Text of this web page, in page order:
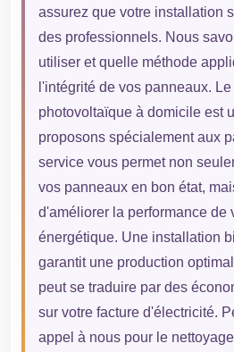
assurez que votre installation
des professionnels. Nous
utiliser et quelle méthode
l'intégrité de vos panneaux.
photovoltaïque à domicile est
proposons spécialement aux
service vous permet non
vos panneaux en bon état,
d'améliorer la performance de
énergétique. Une installation
garantit une production
peut se traduire par des
sur votre facture d'électricité.
appel à nous pour le